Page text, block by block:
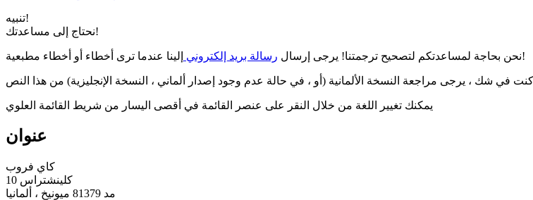
تنبيه!
نحتاج إلى مساعدتك!
نحن بحاجة لمساعدتكم لتصحيح ترجمتنا! يرجى إرسال رسالة بريد إلكتروني إلينا عندما ترى أخطاء أو أخطاء مطبعية!
يمكنك تغيير اللغة من خلال النقر على عنصر القائمة في أقصى اليسار من شريط القائمة العلوي
عنوان
كاي فروب
كلينشتراس 10
مد 81379 ميونيخ ، ألمانيا